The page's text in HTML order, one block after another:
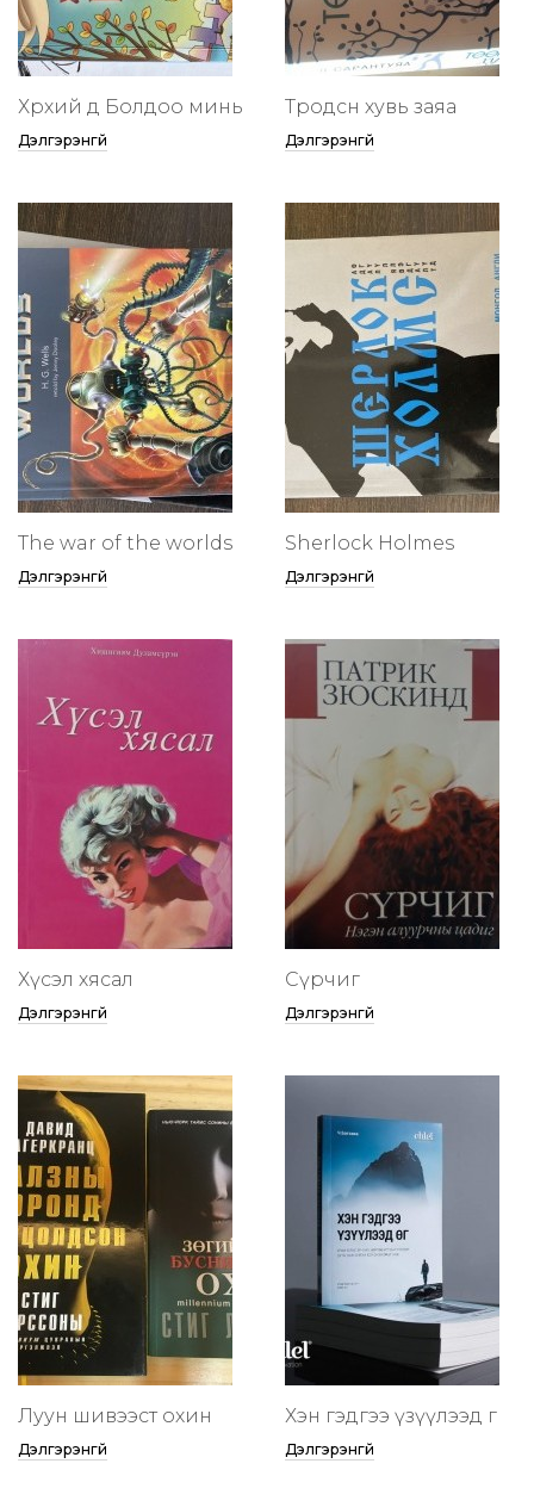
Хөөрхий дөө Болдоо минь
Дэлгэрэнгүй
Төөрөодсөн хувь заяа
Дэлгэрэнгүй
The war of the worlds
Дэлгэрэнгүй
Sherlock Holmes
Дэлгэрэнгүй
Хүсэл хясал
Дэлгэрэнгүй
Сүрчиг
Дэлгэрэнгүй
Луун шивээст охин
Дэлгэрэнгүй
Хэн гэдгээ үзүүлээд өг
Дэлгэрэнгүй